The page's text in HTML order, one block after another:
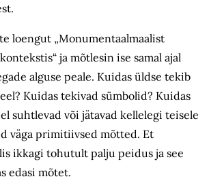
loengut „Monumentaalmaalist
ja mõtlesin ise samal ajal
alguse peale. Kuidas üldse tekib
Kuidas tekivad sümbolid? Kuidas
suhtlevad või jätavad kellelegi teisele
väga primitiivsed mõtted. Et
ikkagi tohutult palju peidus ja see
edasi mõtet.